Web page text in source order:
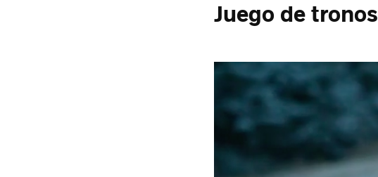
Juego de tronos